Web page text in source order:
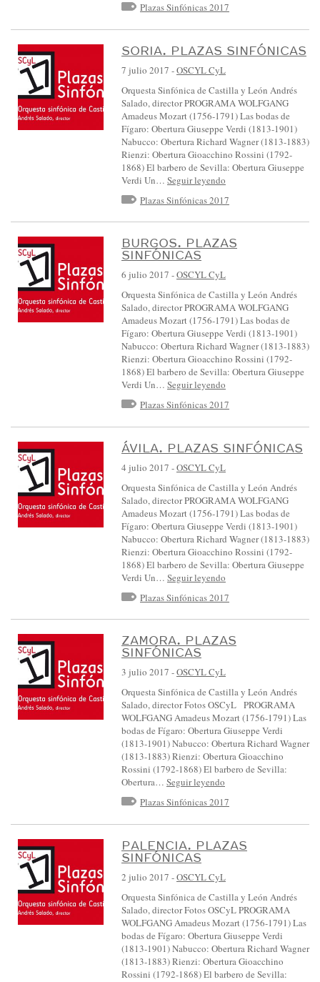
Plazas Sinfónicas 2017
SORIA. PLAZAS SINFÓNICAS
7 julio 2017 -OSCYL CyL
Orquesta Sinfónica de Castilla y León Andrés
Salado, director PROGRAMA WOLFGANG
Amadeus Mozart (1756-1791) Las bodas de
Fígaro: Obertura Giuseppe Verdi (1813-1901)
Nabucco: Obertura Richard Wagner (1813-1883)
Rienzi: Obertura Gioacchino Rossini (1792-
1868) El barbero de Sevilla: Obertura Giuseppe
Verdi Un… Seguir leyendo
Plazas Sinfónicas 2017
BURGOS. PLAZAS
SINFÓNICAS
6 julio 2017 -OSCYL CyL
Orquesta Sinfónica de Castilla y León Andrés
Salado, director PROGRAMA WOLFGANG
Amadeus Mozart (1756-1791) Las bodas de
Fígaro: Obertura Giuseppe Verdi (1813-1901)
Nabucco: Obertura Richard Wagner (1813-1883)
Rienzi: Obertura Gioacchino Rossini (1792-
1868) El barbero de Sevilla: Obertura Giuseppe
Verdi Un… Seguir leyendo
Plazas Sinfónicas 2017
ÁVILA. PLAZAS SINFÓNICAS
4 julio 2017 -OSCYL CyL
Orquesta Sinfónica de Castilla y León Andrés
Salado, director PROGRAMA WOLFGANG
Amadeus Mozart (1756-1791) Las bodas de
Fígaro: Obertura Giuseppe Verdi (1813-1901)
Nabucco: Obertura Richard Wagner (1813-1883)
Rienzi: Obertura Gioacchino Rossini (1792-
1868) El barbero de Sevilla: Obertura Giuseppe
Verdi Un… Seguir leyendo
Plazas Sinfónicas 2017
ZAMORA. PLAZAS
SINFÓNICAS
3 julio 2017 -OSCYL CyL
Orquesta Sinfónica de Castilla y León Andrés
Salado, director Fotos OSCyL PROGRAMA
WOLFGANG Amadeus Mozart (1756-1791) Las
bodas de Fígaro: Obertura Giuseppe Verdi
(1813-1901) Nabucco: Obertura Richard Wagner
(1813-1883) Rienzi: Obertura Gioacchino
Rossini (1792-1868) El barbero de Sevilla:
Obertura… Seguir leyendo
Plazas Sinfónicas 2017
PALENCIA. PLAZAS
SINFÓNICAS
2 julio 2017 -OSCYL CyL
Orquesta Sinfónica de Castilla y León Andrés
Salado, director Fotos OSCyL PROGRAMA
WOLFGANG Amadeus Mozart (1756-1791) Las
bodas de Fígaro: Obertura Giuseppe Verdi
(1813-1901) Nabucco: Obertura Richard Wagner
(1813-1883) Rienzi: Obertura Gioacchino
Rossini (1792-1868) El barbero de Sevilla: